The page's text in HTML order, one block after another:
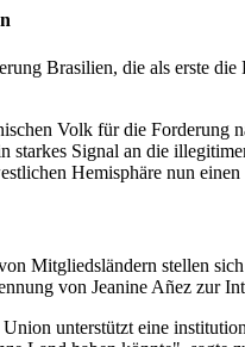
Brasilien, die als erste
Volk für die
starkes Signal an die
Hemisphäre nun
Mitgliedsländern stellen
von Jeanine Añez zur
unterstützt eine